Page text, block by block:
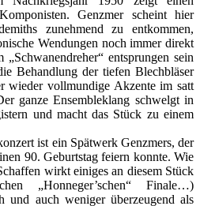
Genzmer scheint hier
zunehmend zu entkommen,
Wendungen noch immer direkt
entsprungen sein
Behandlung der tiefen Blechbläser
wieder vollmundige Akzente im satt
ganze Ensembleklang schwelgt in
und macht das Stück zu einem
ist ein Spätwerk Genzmers, der
90. Geburtstag feiern konnte. Wie
wirkt einiges an diesem Stück
„Honneger’schen“ Finale…)
und auch weniger überzeugend als